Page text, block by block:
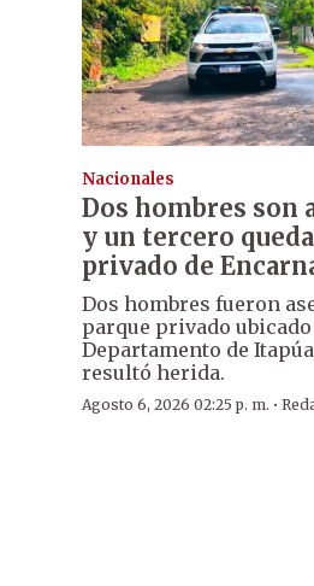
Nacionales
Dos hombres son
y un tercero
privado de
Dos hombres fueron
parque privado
Departamento de
resultó herida.
Agosto 6, 2026 02:25 p. m. ·